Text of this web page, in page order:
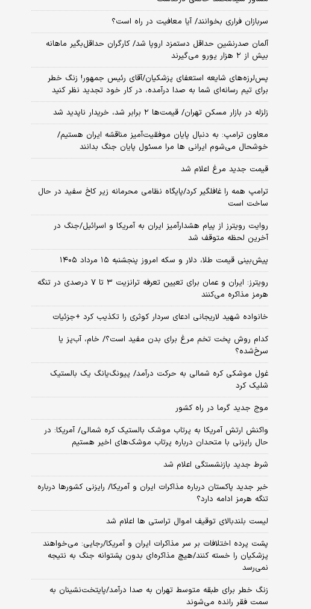
سربازان فراری بخوانند/ آیا معافیت در راه است؟
آلمان صدرنشین حداقل دستمزد اروپا شد/ کارگران حداقل‌بگیر ماهانه
بیش از ۲ هزار یورو می‌گیرند
پس‌لرزه‌های شایعه استعفای پزشکیان/آقای رئیس جمهور! زنگ خطر
برای تیم رسانه‌ای شما به صدا درآمده، در کار خود تجدید نظر کنید
زلزله در بازار مسکن تهران/ قیمت‌ها ۲ برابر شد، خریدار ناپدید شد
معاون ترامپ: به دنبال پایان موفقیت‌آمیز مناقشه ایران هستیم/
خوشحال می‌شوم ایرانی ها مرا مسئول پایان جنگ بدانند
قیمت جدید مرغ اعلام شد
ترامپ همه را غافلگیر کرد/پایگاه نظامی محرمانه زیر کاخ سفید در حال
ساخت است
روایت رویترز از پیام هشدارآمیز ایران به آمریکا و اسرائیل/جنگ در
آخرین لحظه متوقف شد
پیش‌بینی قیمت طلا، دلار و سکه امروز پنجشنبه ۱۵ مرداد ۱۴۰۵
رویترز: ایران و عمان برای تعیین تعرفه ترانزیت ۳ تا ۷ درصدی در تنگه
هرمز مذاکره می‌کنند
خانواده شهید لاریجانی ادعای سردار کوثری را تکذیب کرد +جزئیات
کدام روش پخت تخم مرغ برای بدن مفید است؟/ خام، آب‌پز یا
سرخ‌شده؟
غول موشکی کره شمالی به حرکت درآمد/ پیونگ‌یانگ یک بالستیک
شلیک کرد
موج جدید گرما در راه کشور
واکنش ارتش آمریکا به پرتاب موشک بالستیک کره شمالی/ آمریکا: در
حال رایزنی با متحدان درباره پرتاب موشک‌های اخیر هستیم
شرط جدید بازنشستگی اعلام شد
خبر جدید پاکستان درباره مذاکرات ایران و آمریکا/ رایزنی کشورها درباره
تنگه هرمز ادامه دارد؟
لیست بلندبالای توقیف اموال تراستی ها اعلام شد
پشت پرده اختلافات بر سر مذاکرات ایران و آمریکا/رجایی: می‌خواهند
پزشکیان را خسته کنند/هیچ مذاکره‌ای بدون پشتوانه جنگ به نتیجه
نمی‌رسد
زنگ خطر برای طبقه متوسط تهران به صدا درآمد/پایتخت‌نشینان به
سمت فقر رانده می‌شوند